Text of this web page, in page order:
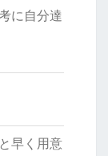
に自分達
早く用意